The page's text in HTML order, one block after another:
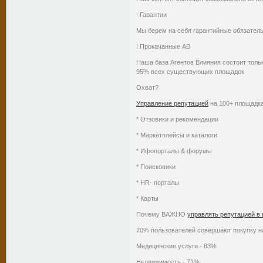
! Гарантии
Мы берем на себя гарантийные
! Прокачанные АВ
Наша база Агентов Влияния состоит
95% всех существующих площадок
Охват?
Управление репутацией на 100+
* Отзовики и рекомендации
* Маркетплейсы и каталоги
* Ифопорталы & форумы
* Поисковики
* HR- порталы
* Карты
Почему ВАЖНОуправлять репутацией в
70% пользователей совершают покупку
Медицинские услуги - 83%
Недвижимость - 71%